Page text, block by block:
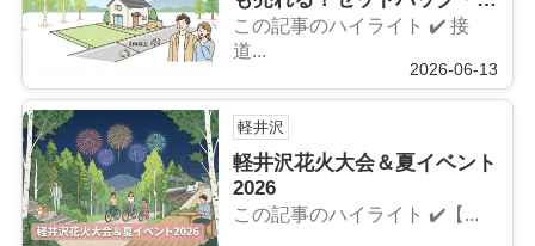
地・専門業者への3つの売却
法【2026年】
この記事のハイライト ✔️ 接
道...
2026-06-13
軽井沢
軽井沢花火大会＆夏イベント
2026
この記事のハイライト ✔️【...